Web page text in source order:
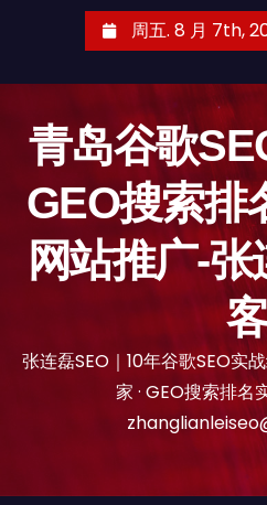
周五. 8 月 7th,
青岛谷歌
GEO搜索排
网站推广-
张连磊SEO｜10年谷歌SEO实
家 · GEO搜索排名